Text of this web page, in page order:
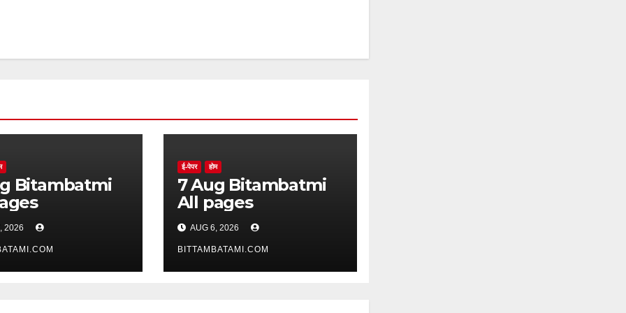
2026
ई-पेपर होम
7 Aug Bitambatmi
All pages
AUG 6, 2026
BITTAMBATAMI.COM